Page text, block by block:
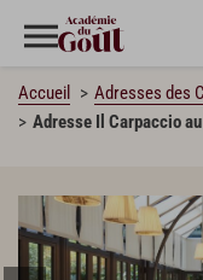
Accueil
Adresses des
Adresse Il Carpaccio